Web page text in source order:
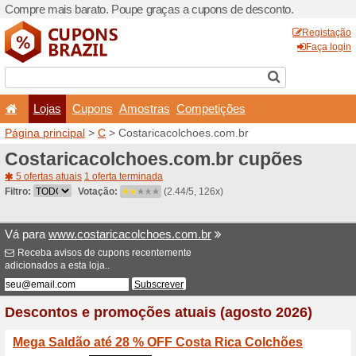
Compre mais barato.
Lojas Cupons
Página principal>C>